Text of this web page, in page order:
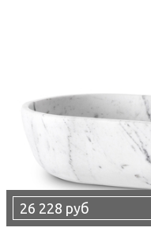
26 228 руб